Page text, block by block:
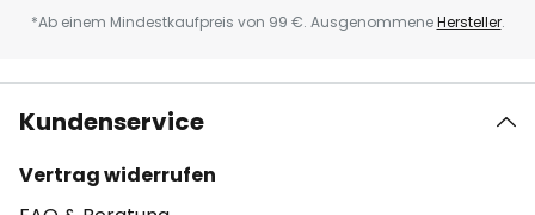
*Ab einem Mindestkaufpreis von 99 €. AusgenommeneHersteller.
Kundenservice
Vertrag widerrufen